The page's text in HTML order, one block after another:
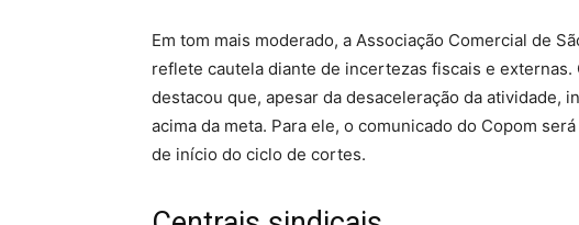
Em tom mais moderado, a Associação Comercial de
reflete cautela diante de incertezas fiscais e externas.
destacou que, apesar da desaceleração da atividade,
acima da meta. Para ele, o comunicado do Copom
de início do ciclo de cortes.